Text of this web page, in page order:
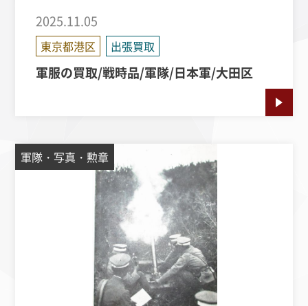
2025.11.05
東京都港区 出張買取
軍服の買取/戦時品/軍隊/日本軍/大田区
軍隊・写真・勲章